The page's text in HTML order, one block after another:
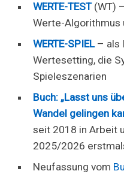
WERTE-TEST(WT)
Werte-Algorithmus
WERTE-SPIEL– als
Wertesetting, die
Spieleszenarien
Buch: „Lasst uns
Wandel gelingen
seit 2018 in Arbeit
2025/2026
Neufassung vom